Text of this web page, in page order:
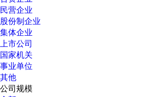
民营企业
股份制企业
集体企业
上市公司
国家机关
事业单位
其他
公司规模